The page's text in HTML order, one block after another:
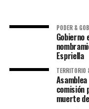
PODER &
Gobierno
Espriella
TERRITORIO
comisión
muerte